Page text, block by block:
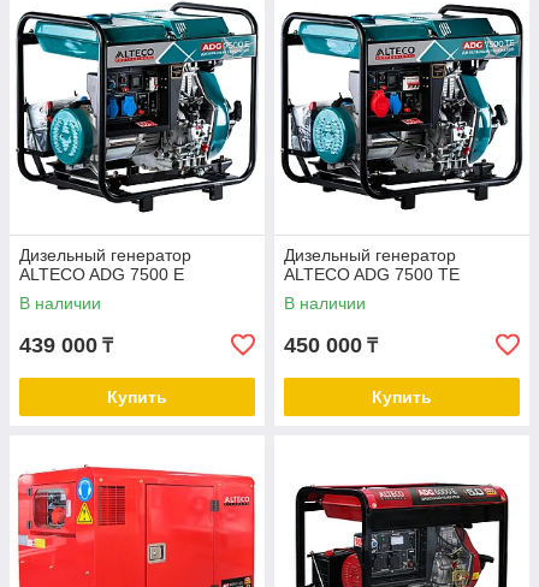
Дизельный генератор
ALTECO ADG 7500 E
В наличии
439 000 ₸
Купить
Дизельный генератор
ALTECO ADG 7500 TE
В наличии
450 000 ₸
Купить